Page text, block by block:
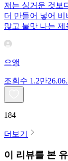
저는 싱거운 것보
더 만들어 넣어
많고 불맛 나는
으앵
조회수 1.2만
184
더보기
이 리뷰를 본